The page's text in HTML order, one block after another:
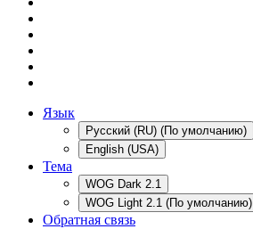
Язык
Русский (RU) (По умолчанию)
English (USA)
Тема
WOG Dark 2.1
WOG Light 2.1 (По умолчанию)
Обратная связь